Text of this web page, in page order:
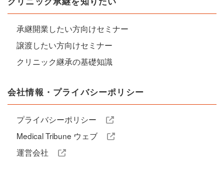
承継開業したい方向けセミナー
譲渡したい方向けセミナー
クリニック継承の基礎知識
会社情報・プライバシーポリシー
プライバシーポリシー
Medical Tribune ウェブ
運営会社